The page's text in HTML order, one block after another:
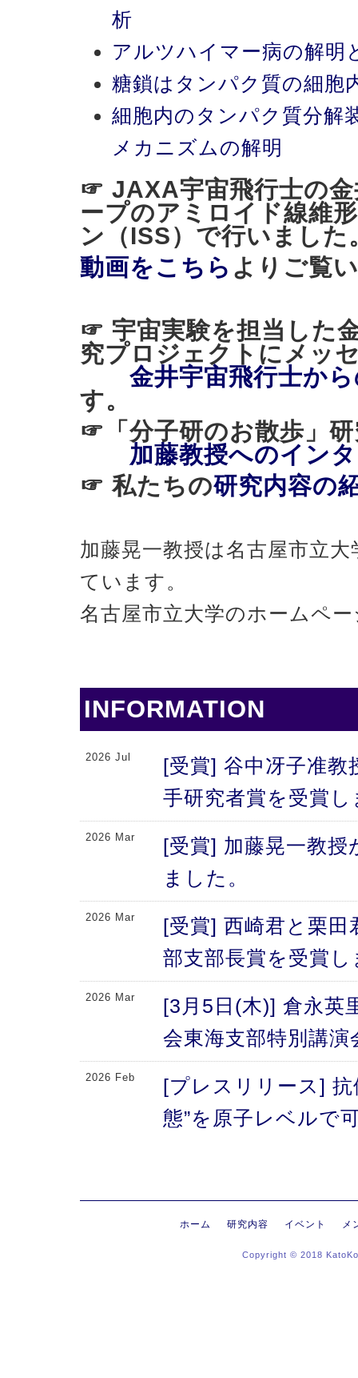
析
アルツハイマー病の解明
糖鎖はタンパク質の細胞
細胞内のタンパク質分解
メカニズムの解明
☞ JAXA宇宙飛行士の金
ープのアミロイド線維
ン（ISS）で行いました
動画をこちら よりご覧
☞ 宇宙実験を担当した
究プロジェクトにメッ
金井宇宙飛行士か
す。
☞「分子研のお散歩
加藤教授へのイン
☞ 私たちの研究内容の
加藤晃一教授は名古屋市立
ています。
名古屋市立大学のホームペ
INFORMATION
2026 Jul
[受賞] 谷中冴子准教
手研究者賞を受賞
2026 Mar
[受賞] 加藤晃一教授
ました。
2026 Mar
[受賞] 西崎君と栗田
部支部長賞を受賞
2026 Mar
[3月5日(木)] 倉永英
会東海支部特別講
2026 Feb
[プレスリリース]
態”を原子レベルで
[プレスリリース]
にする抗体のFc領
る高次構造評価の
ホーム 研究内容 イベント メ
Copyright © 2018